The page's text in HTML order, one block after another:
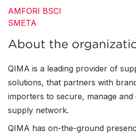
AMFORI BSCI
SMETA
About the
QIMA is a leading provider of
solutions, that partners with
importers to secure, manage
supply network.
QIMA has on-the-ground